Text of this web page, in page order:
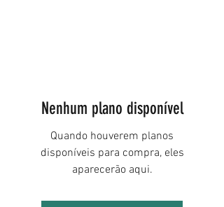
Nenhum plano disponível
Quando houverem planos
disponíveis para compra, eles
aparecerão aqui.